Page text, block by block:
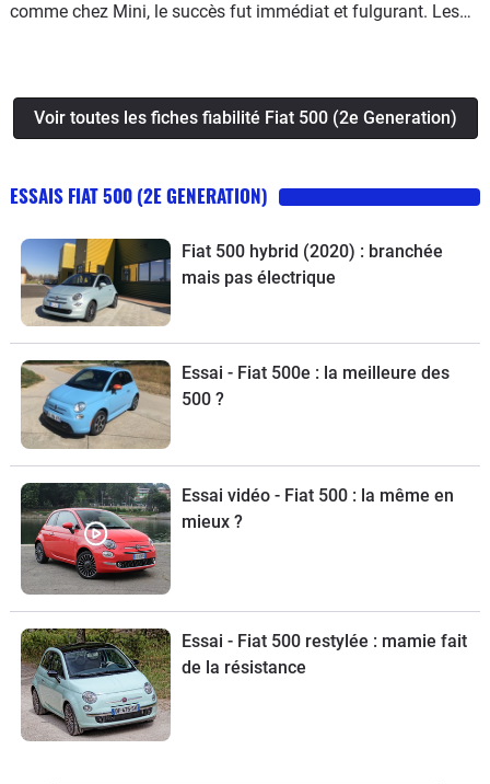
comme chez Mini, le succès fut immédiat et fulgurant. Les
entre 4 et 6 mois ! Il faut dire que la firme turinoise a bien
réussi son coup. La communication autour de la voiture a été
que craquante. Oui, la nouvelle 500 est mignonne ! Et on la
désire surtout pour ça. En occasion, elle s'arrache, tant et si
bien que de nombreux vendeurs affichent des tarifs plus
élevés que le prix du neuf ! Aucune bonne affaire à faire en
tout cas, mais la possibilité d'avoir sa voiture tout de suite…
perturber la tranquillité des premiers acheteurs.
Voir toutes les fiches fiabilité Fiat 500 (2e Generation)
ESSAIS FIAT 500 (2E GENERATION)
Fiat 500 hybrid (2020) : branchée
mais pas électrique
Essai - Fiat 500e : la meilleure des
500 ?
Essai vidéo - Fiat 500 : la même en
mieux ?
Essai - Fiat 500 restylée : mamie fait
de la résistance